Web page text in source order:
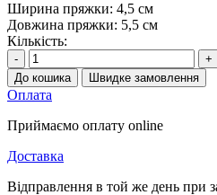
Ширина пряжки: 4,5 см
Довжина пряжки: 5,5 см
Кількість:
-
+
До кошика
Швидке замовлення
Оплата
Приймаємо оплату online
Доставка
Відправлення в той же день при